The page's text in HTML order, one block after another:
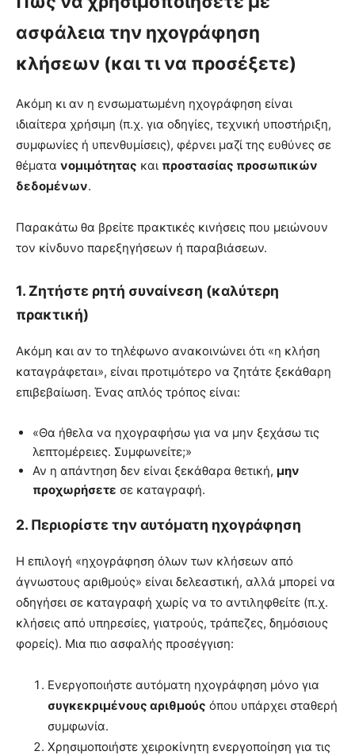
ασφάλεια την ηχογράφηση
κλήσεων (και τι να προσέξετε)
Ακόμη κι αν η ενσωματωμένη ηχογράφηση είναι
ιδιαίτερα χρήσιμη (π.χ. για οδηγίες, τεχνική υποστήριξη,
συμφωνίες ή υπενθυμίσεις), φέρνει μαζί της ευθύνες σε
θέματα νομιμότητας και προστασίας προσωπικών
δεδομένων.
Παρακάτω θα βρείτε πρακτικές κινήσεις που μειώνουν
τον κίνδυνο παρεξηγήσεων ή παραβιάσεων.
1. Ζητήστε ρητή συναίνεση (καλύτερη
πρακτική)
Ακόμη και αν το τηλέφωνο ανακοινώνει ότι «η κλήση
καταγράφεται», είναι προτιμότερο να ζητάτε ξεκάθαρη
επιβεβαίωση. Ένας απλός τρόπος είναι:
«Θα ήθελα να ηχογραφήσω για να μην ξεχάσω τις
λεπτομέρειες. Συμφωνείτε;»
Αν η απάντηση δεν είναι ξεκάθαρα θετική, μην
προχωρήσετε σε καταγραφή.
2. Περιορίστε την αυτόματη ηχογράφηση
Η επιλογή «ηχογράφηση όλων των κλήσεων από
άγνωστους αριθμούς» είναι δελεαστική, αλλά μπορεί να
οδηγήσει σε καταγραφή χωρίς να το αντιληφθείτε (π.χ.
κλήσεις από υπηρεσίες, γιατρούς, τράπεζες, δημόσιους
φορείς). Μια πιο ασφαλής προσέγγιση:
Ενεργοποιήστε αυτόματη ηχογράφηση μόνο για
συγκεκριμένους αριθμούς όπου υπάρχει σταθερή
συμφωνία.
Χρησιμοποιήστε χειροκίνητη ενεργοποίηση για τις